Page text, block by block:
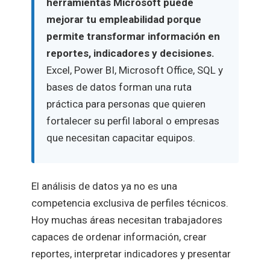
herramientas Microsoft puede
mejorar tu empleabilidad porque
permite transformar información en
reportes, indicadores y decisiones.
Excel, Power BI, Microsoft Office, SQL y
bases de datos forman una ruta
práctica para personas que quieren
fortalecer su perfil laboral o empresas
que necesitan capacitar equipos.
El análisis de datos ya no es una
competencia exclusiva de perfiles técnicos.
Hoy muchas áreas necesitan trabajadores
capaces de ordenar información, crear
reportes, interpretar indicadores y presentar